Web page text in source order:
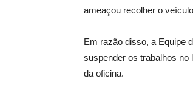
ameaçou recolher o
Em razão disso, a Equipe
suspender os trabalhos no
da oficina.